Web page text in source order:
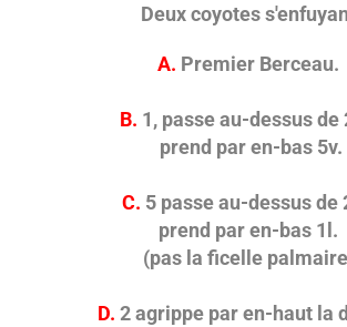
Deux coyotes
A. Premier Berceau.
B. 1, passe au-dessus de
prend par en-bas 5v.
C. 5 passe au-dessus de
prend par en-bas 1l.
(pas la ficelle
D. 2 agrippe par en-haut la